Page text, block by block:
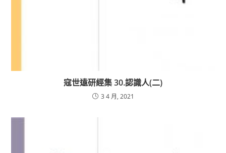
寇世遠研經集 30.認識人(二)
3 4 月, 2021